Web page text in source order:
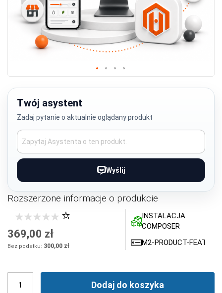
na
początek
Twój asystent
Zadaj pytanie o aktualnie oglądany produkt
Wyślij
Rozszerzone informacje o produkcie
369,00 zł
300,00 zł
INSTALACJA
COMPOSER
M2-PRODUCT-
Dodaj do koszyka